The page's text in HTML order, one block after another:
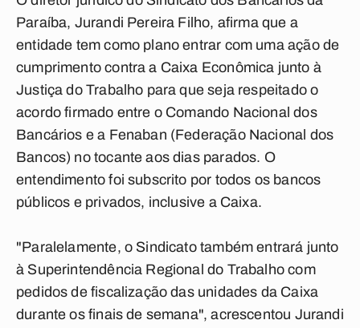
Paraíba, Jurandi Pereira Filho, afirma que a
entidade tem como plano entrar com uma ação de
cumprimento contra a Caixa Econômica junto à
Justiça do Trabalho para que seja respeitado o
acordo firmado entre o Comando Nacional dos
Bancários e a Fenaban (Federação Nacional dos
Bancos) no tocante aos dias parados. O
entendimento foi subscrito por todos os bancos
públicos e privados, inclusive a Caixa.
"Paralelamente, o Sindicato também entrará junto
à Superintendência Regional do Trabalho com
pedidos de fiscalização das unidades da Caixa
durante os finais de semana", acrescentou Jurandi